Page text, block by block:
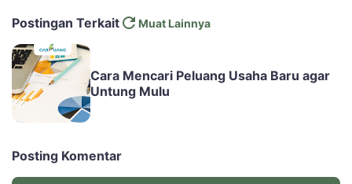
Postingan Terkait Muat Lainnya
Cara Mencari Peluang Usaha Baru agar
Untung Mulu
Posting Komentar